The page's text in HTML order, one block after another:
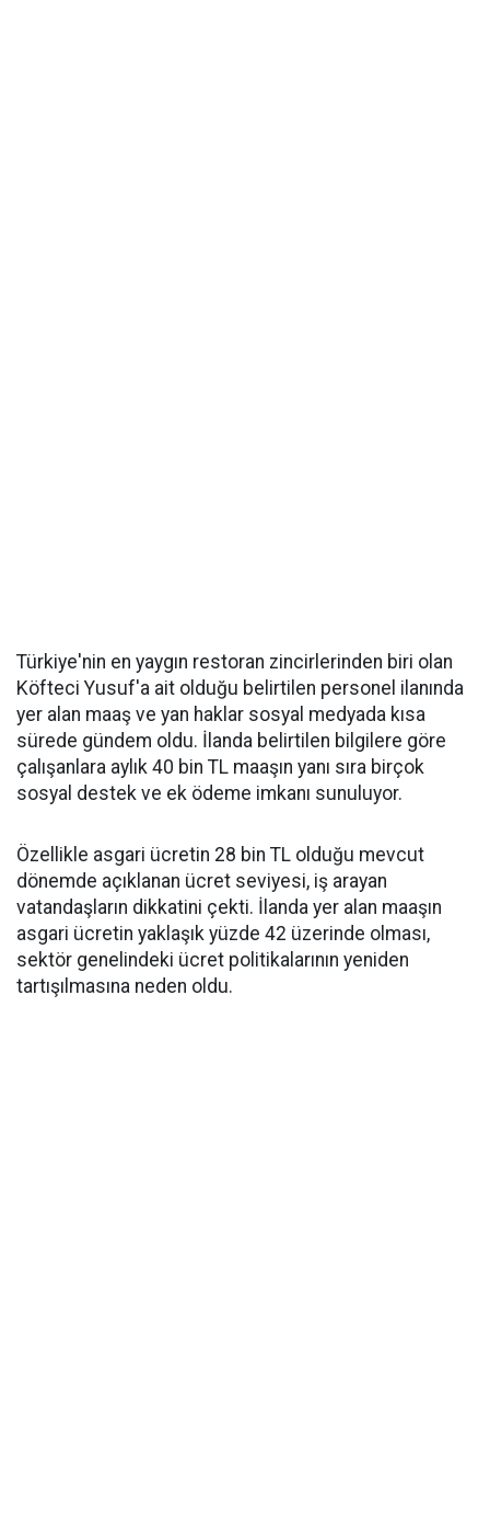
Türkiye'nin en yaygın restoran zincirlerinden biri olan
Köfteci Yusuf'a ait olduğu belirtilen personel ilanında
yer alan maaş ve yan haklar sosyal medyada kısa
sürede gündem oldu. İlanda belirtilen bilgilere göre
çalışanlara aylık 40 bin TL maaşın yanı sıra birçok
sosyal destek ve ek ödeme imkanı sunuluyor.
Özellikle asgari ücretin 28 bin TL olduğu mevcut
dönemde açıklanan ücret seviyesi, iş arayan
vatandaşların dikkatini çekti. İlanda yer alan maaşın
asgari ücretin yaklaşık yüzde 42 üzerinde olması,
sektör genelindeki ücret politikalarının yeniden
tartışılmasına neden oldu.